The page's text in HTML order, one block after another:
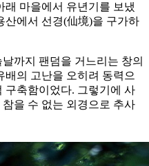
래 마을에서 유년기를 보냈
산에서 선경(仙境)을 구가하
까지 팬덤을 거느리는 창의
배의 고난을 오히려 동력으
구축함이었다. 그렇기에 사
을 수 없는 외경으로 추사